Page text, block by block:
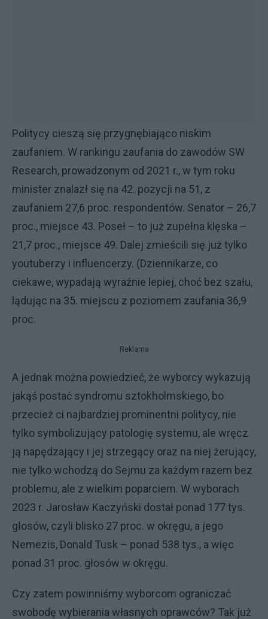
Politycy cieszą się przygnębiająco niskim
zaufaniem. W rankingu zaufania do zawodów SW
Research, prowadzonym od 2021 r., w tym roku
minister znalazł się na 42. pozycji na 51, z
zaufaniem 27,6 proc. respondentów. Senator – 26,7
proc., miejsce 43. Poseł – to już zupełna klęska –
21,7 proc., miejsce 49. Dalej zmieścili się już tylko
youtuberzy i influencerzy. (Dziennikarze, co
ciekawe, wypadają wyraźnie lepiej, choć bez szału,
lądując na 35. miejscu z poziomem zaufania 36,9
proc.
Reklama
A jednak można powiedzieć, że wyborcy wykazują
jakąś postać syndromu sztokholmskiego, bo
przecież ci najbardziej prominentni politycy, nie
tylko symbolizujący patologię systemu, ale wręcz
ją napędzający i jej strzegący oraz na niej żerujący,
nie tylko wchodzą do Sejmu za każdym razem bez
problemu, ale z wielkim poparciem. W wyborach
2023 r. Jarosław Kaczyński dostał ponad 177 tys.
głosów, czyli blisko 27 proc. w okręgu, a jego
Nemezis, Donald Tusk – ponad 538 tys., a więc
ponad 31 proc. głosów w okręgu.
Czy zatem powinniśmy wyborcom ograniczać
swobodę wybierania własnych oprawców? Tak już